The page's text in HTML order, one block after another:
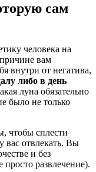
сам
человека на
вам
внутри от негатива,
либо в день
луна обязательно
было не только
чтобы сплести
вас отвлекать. Вы
и без
просто развлечение).